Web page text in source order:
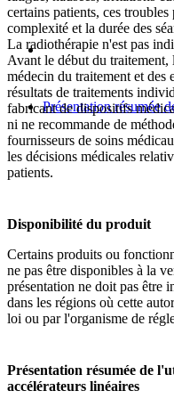
Présentation résumée
certains patients, ces
complexité et la durée des
La radiothérapie n'est pas
Avant le début du traitement,
médecin du traitement et des
résultats de traitements
fabricant de dispositifs
ni ne recommande de
fournisseurs de soins
les décisions médicales
patients.
Disponibilité du produit
Certains produits ou
ne pas être disponibles à la
présentation ne doit pas être
dans les régions où cette
loi ou par l'organisme de
Présentation résumée de
accélérateurs linéaires